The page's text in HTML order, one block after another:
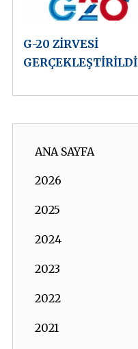
G-20 ZİRVESİ
GERÇEKLEŞTİRİLDİ
ANA SAYFA
2026
2025
2024
2023
2022
2021